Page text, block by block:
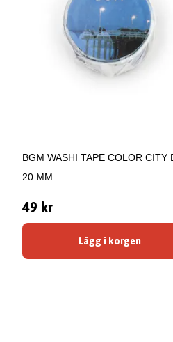
BGM WASHI TAPE COLOR CITY
20 MM
49 kr
Lägg i korgen